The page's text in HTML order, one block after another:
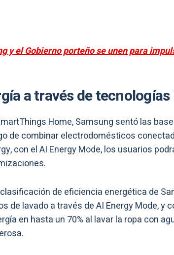
y el Gobierno porteño se unen para
a través de
Home, Samsung sentó las
de combinar electrodomésticos
con el AI Energy Mode, los usuarios
de eficiencia energética de
de lavado a través de AI Energy Mode, y
en hasta un 70% al lavar la ropa con